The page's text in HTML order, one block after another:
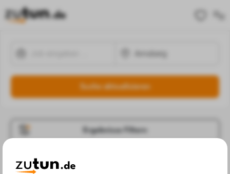
Suche aktualisieren
Ergebnisse Filtern
Jobangebote